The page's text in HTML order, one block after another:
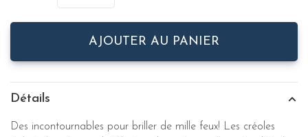
AJOUTER AU PANIER
Détails
Des incontournables pour briller de mille feux! Les créoles